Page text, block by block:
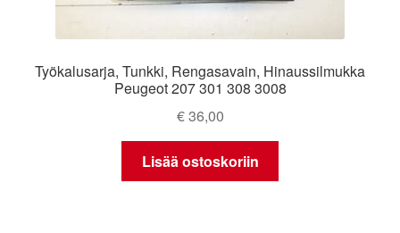
Työkalusarja, Tunkki, Rengasavain, Hinaussilmukka
Peugeot 207 301 308 3008
€36,00
Lisää ostoskoriin